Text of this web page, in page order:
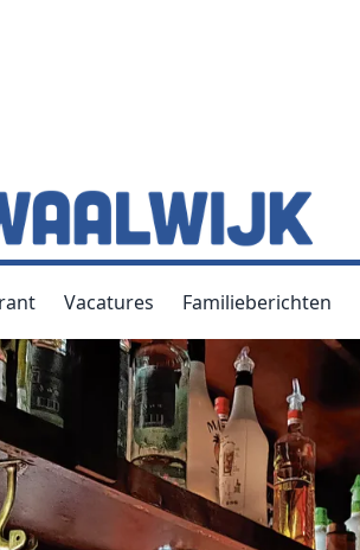
Vacatures Familieberichten